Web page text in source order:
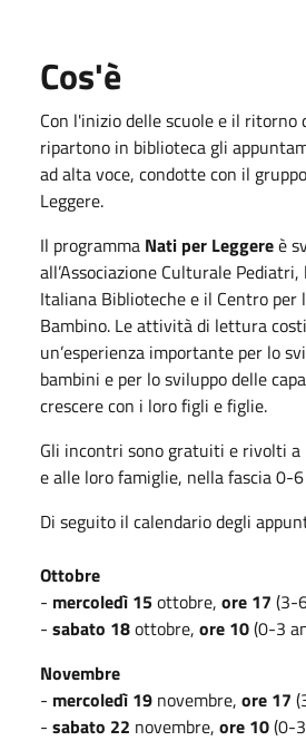
Cos'è
Con l'inizio delle scuole e il ritorno
ripartono in biblioteca gli
ad alta voce, condotte con il
Leggere.
Il programma Nati per Leggereè
all’Associazione Culturale Pediatri,
Italiana Biblioteche e il Centro per
Bambino. Le attività di lettura
un’esperienza importante per lo
bambini e per lo sviluppo delle
crescere con i loro figli e figlie.
Gli incontri sono gratuiti e rivolti a
e alle loro famiglie, nella fascia 0-
Di seguito il calendario degli
Ottobre
- mercoledì 15ottobre, ore 17 (3-
- sabato 18ottobre, ore 10(0-3
Novembre
- mercoledì 19 novembre, ore 17
- sabato 22 novembre, ore 10(0-